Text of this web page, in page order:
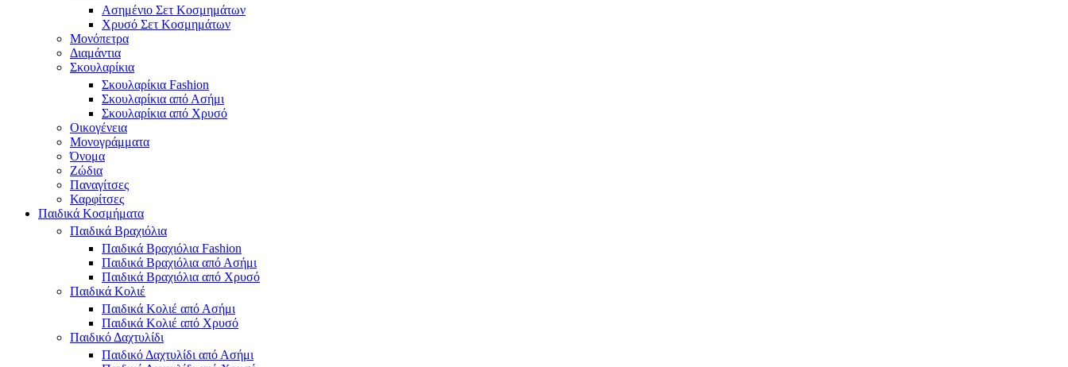
Ασημένιο Σετ Κοσμημάτων
Χρυσό Σετ Κοσμημάτων
Μονόπετρα
Διαμάντια
Σκουλαρίκια
Σκουλαρίκια Fashion
Σκουλαρίκια από Ασήμι
Σκουλαρίκια από Χρυσό
Οικογένεια
Μονογράμματα
Όνομα
Ζώδια
Παναγίτσες
Καρφίτσες
Παιδικά Κοσμήματα
Παιδικά Βραχιόλια
Παιδικά Βραχιόλια Fashion
Παιδικά Βραχιόλια από Ασήμι
Παιδικά Βραχιόλια από Χρυσό
Παιδικά Κολιέ
Παιδικά Κολιέ από Ασήμι
Παιδικά Κολιέ από Χρυσό
Παιδικό Δαχτυλίδι
Παιδικό Δαχτυλίδι από Ασήμι